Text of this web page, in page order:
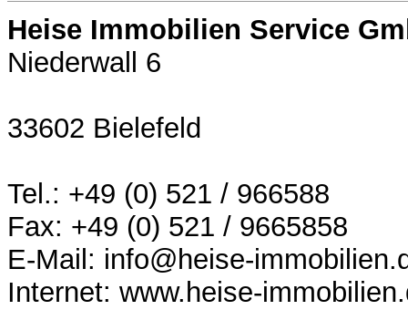
Heise Immobilien Service
Niederwall 6
33602 Bielefeld
Tel.: +49 (0) 521 / 966588
Fax: +49 (0) 521 / 9665858
E-Mail: info@heise-
Internet: www.heise-